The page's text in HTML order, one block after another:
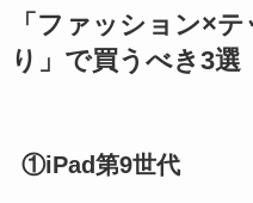
「ファッション×
り」で買うべき3選
①iPad第9世代